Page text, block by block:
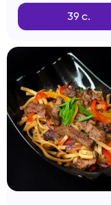
39 с.